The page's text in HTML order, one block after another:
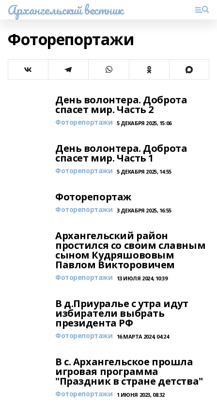
Архангельский вестник
Фоторепортажи
День волонтера. Доброта
спасет мир. Часть 2
Фоторепортажи 5 ДЕКАБРЯ 2025, 15:06
День волонтера. Доброта
спасет мир. Часть 1
Фоторепортажи 5 ДЕКАБРЯ 2025, 14:55
Фоторепортаж
Фоторепортажи 3 ДЕКАБРЯ 2025, 16:55
Архангельский район
простился со своим славным
сыном Кудряшововым
Павлом Викторовичем
Фоторепортажи 13 ИЮЛЯ 2024, 10:39
В д.Приуралье с утра идут
избиратели выбрать
президента РФ
Фоторепортажи 16 МАРТА 2024, 04:24
В с. Архангельское прошла
игровая программа
"Праздник в стране детства"
Фоторепортажи 1 ИЮНЯ 2023, 08:32